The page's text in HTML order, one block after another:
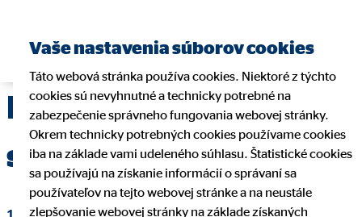
sprostredkovateľa
Kontinuita vo vedení
spoločnosti
Vaše nastavenia súborov cookies
Táto webová stránka používa cookies. Niektoré z týchto
cookies sú nevyhnutné a technicky potrebné na
zabezpečenie správneho fungovania webovej stránky.
Okrem technicky potrebných cookies používame cookies
iba na základe vami udeleného súhlasu. Štatistické cookies
sa používajú na získanie informácií o správaní sa
používateľov na tejto webovej stránke a na neustále
zlepšovanie webovej stránky na základe získaných